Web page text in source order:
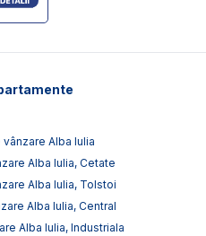
Alba Iulia
Alba Iulia, Cetate
Alba Iulia, Tolstoi
Alba Iulia, Central
Alba Iulia, Industriala